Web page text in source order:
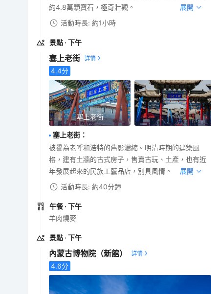
約4.8萬顆寶石，極奇壯觀。
展開
活動時長: 約1小時
景點 · 下午
塞上老街
4.4分
塞上老街
塞上老街 ：
被譽為老呼和浩特的舊影濃縮。明清時期的建築風
格，建有土牆的古式房子，售賣古玩、土產，也有近
年發展起來的民族工藝品店，別具風情。
展開
活動時長: 約40分鐘
午餐 · 下午
羊肉燒麥
景點 · 下午
內蒙古博物院（新館）
4.6分